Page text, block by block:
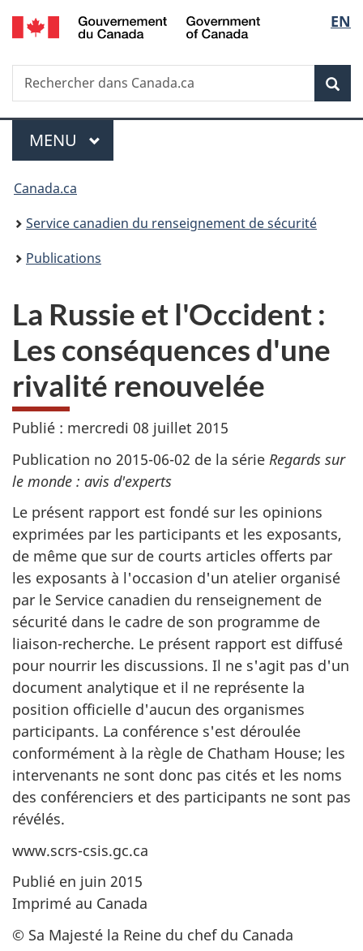
Passer
au
principal
Passer
à
Au
du
Passer
à
version
simplifiée
de
la
EN
Recherche
Rechercher
dans
Menu
MENU PRINCIPAL
Vous
êtes
ici :
Canada.ca
Service canadien du renseignement de sécurité
Publications
La Russie et l'Occident :
Les conséquences d'une
rivalité renouvelée
Publié : mercredi 08 juillet 2015
Publication no 2015-06-02 de la série Regards sur
le monde : avis d'experts
Le présent rapport est fondé sur les opinions
exprimées par les participants et les exposants,
de même que sur de courts articles offerts par
les exposants à l'occasion d'un atelier organisé
par le Service canadien du renseignement de
sécurité dans le cadre de son programme de
liaison-recherche. Le présent rapport est diffusé
pour nourrir les discussions. Il ne s'agit pas d'un
document analytique et il ne représente la
position officielle d'aucun des organismes
participants. La conférence s'est déroulée
conformément à la règle de Chatham House; les
intervenants ne sont donc pas cités et les noms
des conférenciers et des participants ne sont pas
révélés.
www.scrs-csis.gc.ca
Publié en juin 2015
Imprimé au Canada
© Sa Majesté la Reine du chef du Canada